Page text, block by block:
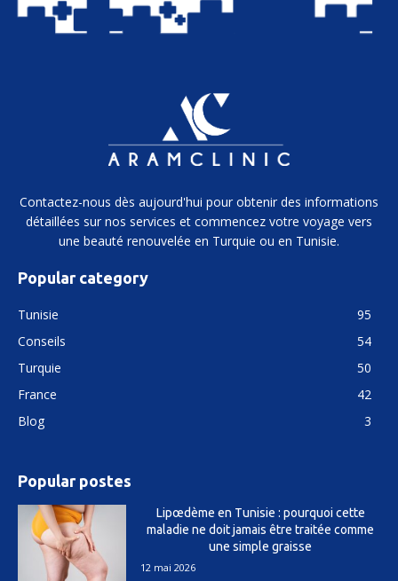
Contactez-nous dès aujourd'hui pour obtenir des informations
détaillées sur nos services et commencez votre voyage vers
une beauté renouvelée en Turquie ou en Tunisie.
Popular category
Tunisie
95
Conseils
54
Turquie
50
France
42
Blog
3
Popular postes
Lipœdème en Tunisie : pourquoi cette
maladie ne doit jamais être traitée comme
une simple graisse
12 mai 2026